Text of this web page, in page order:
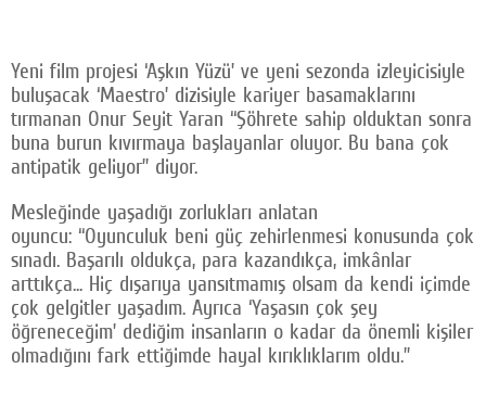
A24 SOSYAL MEDYA
Facebook
Twitter
Google Plus
© 2026 TÜM HAKLARI SAKLIDIR
Yeni film projesi ‘Aşkın Yüzü’ ve yeni sezonda izleyicisiyle
buluşacak ‘Maestro’ dizisiyle kariyer basamaklarını
tırmanan Onur Seyit Yaran “Şöhrete sahip olduktan sonra
buna burun kıvırmaya başlayanlar oluyor. Bu bana çok
antipatik geliyor” diyor.
Mesleğinde yaşadığı zorlukları anlatan
oyuncu: “Oyunculuk beni güç zehirlenmesi konusunda çok
sınadı. Başarılı oldukça, para kazandıkça, imkânlar
arttıkça... Hiç dışarıya yansıtmamış olsam da kendi içimde
çok gelgitler yaşadım. Ayrıca ‘Yaşasın çok şey
öğreneceğim’ dediğim insanların o kadar da önemli kişiler
olmadığını fark ettiğimde hayal kırıklıklarım oldu.”